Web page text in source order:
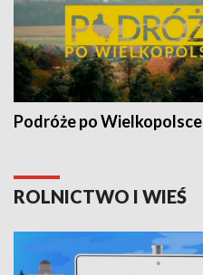
Podróże po Wielkopolsce
ROLNICTWO I WIEŚ